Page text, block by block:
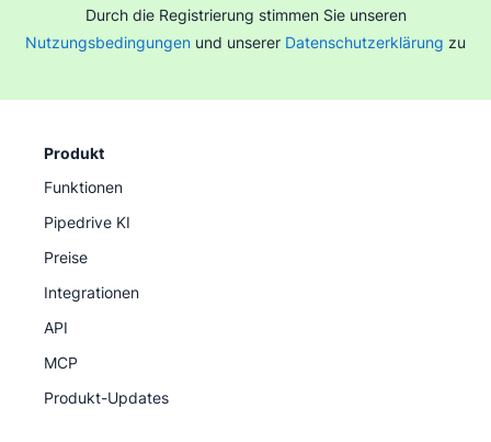
Durch die Registrierung stimmen Sie unseren
Nutzungsbedingungen und unserer Datenschutzerklärung zu
Produkt
Funktionen
Pipedrive KI
Preise
Integrationen
API
MCP
Produkt-Updates